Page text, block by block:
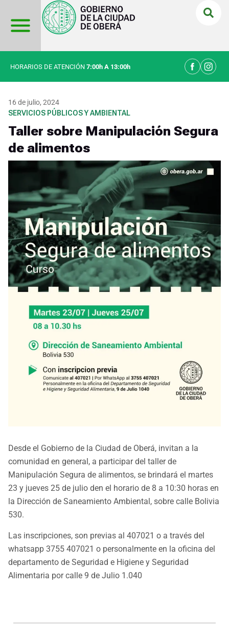
contenido
HORARIOS DE ATENCIÓN 7:00h A 13:00h
16 de julio, 2024
SERVICIOS PÚBLICOS Y AMBIENTAL
Taller sobre Manipulación Segura
de alimentos
Desde el Gobierno de la Ciudad de Oberá, invitan a la
comunidad en general, a participar del taller de
Manipulación Segura de alimentos, se brindará el martes
23 y jueves 25 de julio den el horario de 8 a 10:30 horas en
la Dirección de Saneamiento Ambiental, sobre calle Bolivia
530.
Las inscripciones, son previas al 407021 o a través del
whatsapp 3755 407021 o personalmente en la oficina del
departamento de Seguridad e Higiene y Seguridad
Alimentaria por calle 9 de Julio 1.040